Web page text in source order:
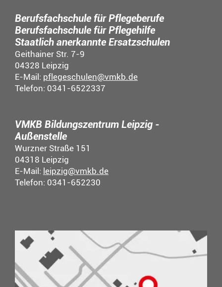
Berufsfachschule für Pflegeberufe
Berufsfachschule für Pflegehilfe
Staatlich anerkannte Ersatzschulen
Geithainer Str. 7-9
04328 Leipzig
E-Mail: pflegeschulen@vmkb.de
Telefon: 0341-6522337
VMKB Bildungszentrum Leipzig -
Außenstelle
Wurzner Straße 151
04318 Leipzig
E-Mail: leipzig@vmkb.de
Telefon: 0341-652230